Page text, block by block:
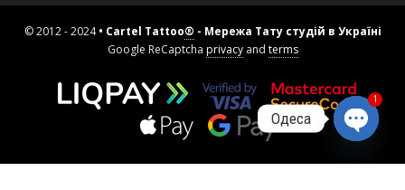
© 2012 - 2024• Cartel Tattoo® - Мережа Тату студій в Україні
Google ReCaptcha privacyand terms
Одеса
chaty
1